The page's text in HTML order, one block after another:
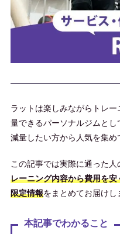
ラットは楽しみながらトレ
量できるパーソナルジムと
減量したい方から人気を集め
この記事では実際に通った
レーニング内容から費用を
限定情報をまとめてお届けし
本記事でわかること